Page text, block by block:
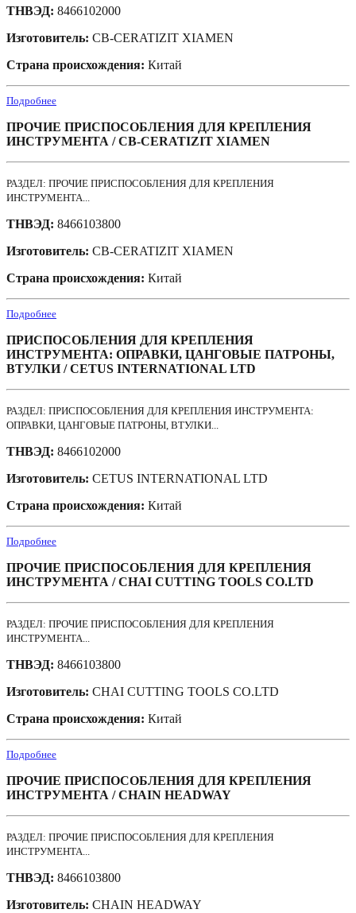
ТНВЭД: 8466102000
Изготовитель: CB-CERATIZIT XIAMEN
Страна происхождения: Китай
Подробнее
ПРОЧИЕ ПРИСПОСОБЛЕНИЯ ДЛЯ КРЕПЛЕНИЯ
ИНСТРУМЕНТА / CB-CERATIZIT XIAMEN
РАЗДЕЛ: ПРОЧИЕ ПРИСПОСОБЛЕНИЯ ДЛЯ КРЕПЛЕНИЯ
ИНСТРУМЕНТА...
ТНВЭД: 8466103800
Изготовитель: CB-CERATIZIT XIAMEN
Страна происхождения: Китай
Подробнее
ПРИСПОСОБЛЕНИЯ ДЛЯ КРЕПЛЕНИЯ
ИНСТРУМЕНТА: ОПРАВКИ, ЦАНГОВЫЕ ПАТРОНЫ,
ВТУЛКИ / CETUS INTERNATIONAL LTD
РАЗДЕЛ: ПРИСПОСОБЛЕНИЯ ДЛЯ КРЕПЛЕНИЯ ИНСТРУМЕНТА:
ОПРАВКИ, ЦАНГОВЫЕ ПАТРОНЫ, ВТУЛКИ...
ТНВЭД: 8466102000
Изготовитель: CETUS INTERNATIONAL LTD
Страна происхождения: Китай
Подробнее
ПРОЧИЕ ПРИСПОСОБЛЕНИЯ ДЛЯ КРЕПЛЕНИЯ
ИНСТРУМЕНТА / CHAI CUTTING TOOLS CO.LTD
РАЗДЕЛ: ПРОЧИЕ ПРИСПОСОБЛЕНИЯ ДЛЯ КРЕПЛЕНИЯ
ИНСТРУМЕНТА...
ТНВЭД: 8466103800
Изготовитель: CHAI CUTTING TOOLS CO.LTD
Страна происхождения: Китай
Подробнее
ПРОЧИЕ ПРИСПОСОБЛЕНИЯ ДЛЯ КРЕПЛЕНИЯ
ИНСТРУМЕНТА / CHAIN HEADWAY
РАЗДЕЛ: ПРОЧИЕ ПРИСПОСОБЛЕНИЯ ДЛЯ КРЕПЛЕНИЯ
ИНСТРУМЕНТА...
ТНВЭД: 8466103800
Изготовитель: CHAIN HEADWAY